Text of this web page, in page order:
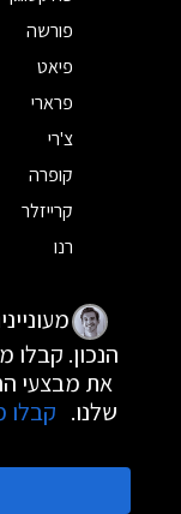
פורשה
פיאט
פרארי
צ'רי
קופרה
קרייזלר
רנו
הנכון. קבלו
את מבצעי
שלנו. קבלו